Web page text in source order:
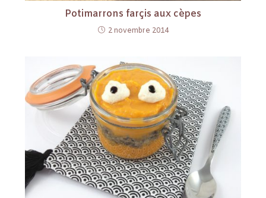
Potimarrons farçis aux cèpes
2 novembre 2014